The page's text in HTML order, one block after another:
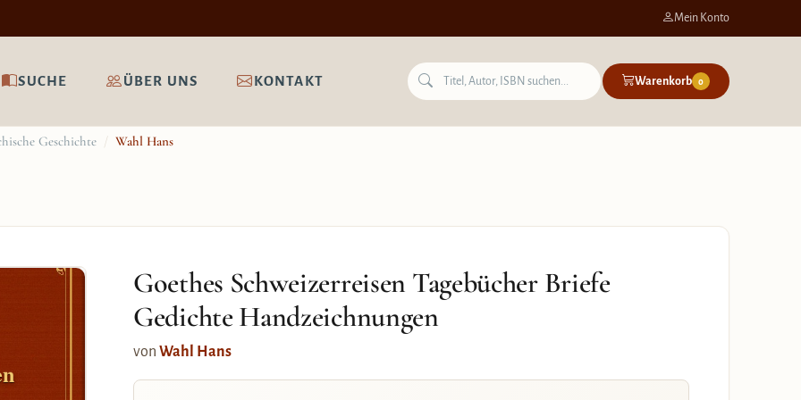
Mein Konto
SUCHE ÜBER UNS KONTAKT Warenkorb 0
Geschichte / Wahl Hans
Goethes Schweizerreisen Tagebücher Briefe
Gedichte Handzeichnungen
von Wahl Hans